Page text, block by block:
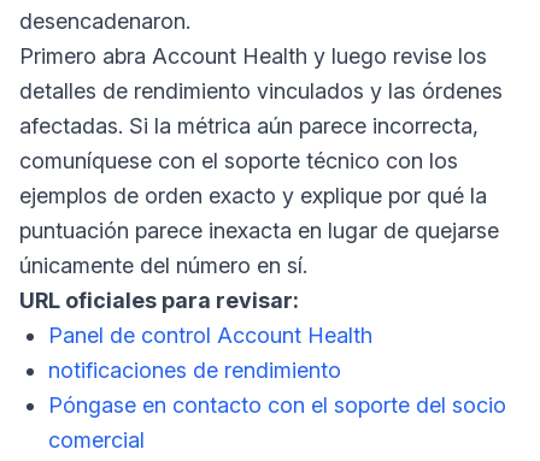
desencadenaron.
Primero abra Account Health y luego revise los
detalles de rendimiento vinculados y las órdenes
afectadas. Si la métrica aún parece incorrecta,
comuníquese con el soporte técnico con los
ejemplos de orden exacto y explique por qué la
puntuación parece inexacta en lugar de quejarse
únicamente del número en sí.
URL oficiales para revisar:
Panel de control Account Health
notificaciones de rendimiento
Póngase en contacto con el soporte del socio
comercial